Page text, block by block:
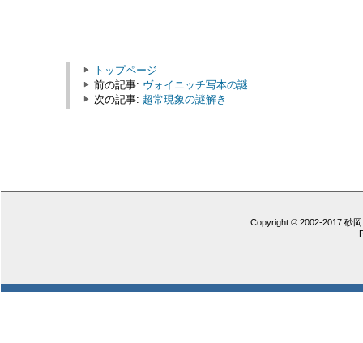
トップページ
前の記事: ヴォイニッチ写本の謎
次の記事: 超常現象の謎解き
Copyright © 2002-2017 砂